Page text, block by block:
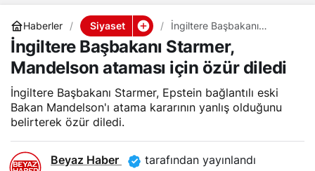
Haberler Siyaset
İngiltere Başbakanı
Starmer, Mandelson
ataması için özür diledi
İngiltere Başbakanı Starmer,
Mandelson ataması için özür diledi
İngiltere Başbakanı Starmer, Epstein bağlantılı eski
Bakan Mandelson'ı atama kararının yanlış olduğunu
belirterek özür diledi.
Beyaz Haber
tarafından yayınlandı